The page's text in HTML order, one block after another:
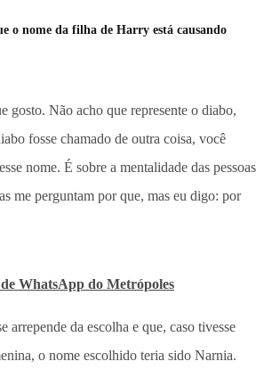
o nome da filha de Harry está causando
gosto. Não acho que represente o diabo,
fosse chamado de outra coisa, você
nome. É sobre a mentalidade das pessoas
me perguntam por que, mas eu digo: por
WhatsApp do Metrópoles
arrepende da escolha e que, caso tivesse
o nome escolhido teria sido Narnia.